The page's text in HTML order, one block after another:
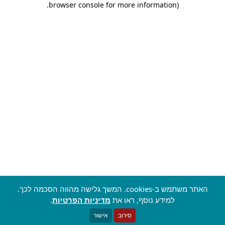
browser console for more information)
.
האתר משתמש ב-cookies. המשך גלישה מהווה הסכמה לכך.
למידע נוסף, ראו את מדיניות הפרטיות.
סירוב אישור